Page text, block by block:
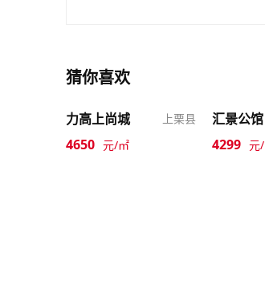
猜你喜欢
力高上尚城 上栗县
4650 元/㎡
汇景公馆
4299 元